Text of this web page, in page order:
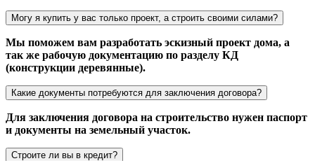
Могу я купить у вас только проект, а строить своими силами?
Мы поможем вам разработать эскизный проект дома, а
так же рабочую документацию по разделу КД
(конструкции деревянные).
Какие документы потребуются для заключения договора?
Для заключения договора на строительство нужен паспорт
и документы на земельный участок.
Строите ли вы в кредит?